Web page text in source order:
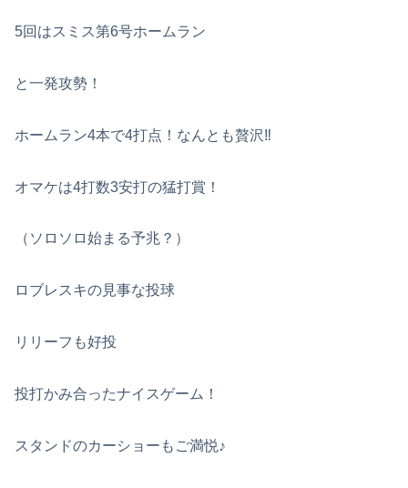
5回はスミス第6号ホームラン
と一発攻勢！
ホームラン4本で4打点！なんとも贅沢‼
オマケは4打数3安打の猛打賞！
（ソロソロ始まる予兆？）
ロブレスキの見事な投球
リリーフも好投
投打かみ合ったナイスゲーム！
スタンドのカーショーもご満悦♪